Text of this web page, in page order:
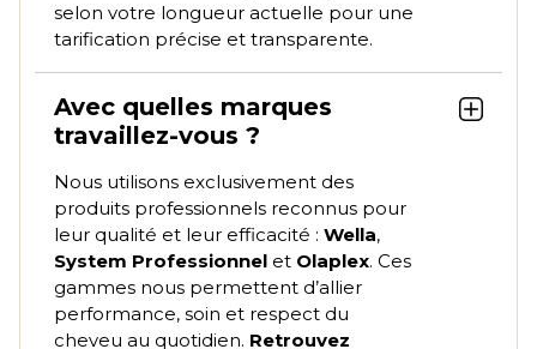
selon votre longueur actuelle pour une
tarification précise et transparente.
Avec quelles marques
travaillez-vous ?
Nous utilisons exclusivement des
produits professionnels reconnus pour
leur qualité et leur efficacité : Wella,
System Professionnel et Olaplex. Ces
gammes nous permettent d’allier
performance, soin et respect du
cheveu au quotidien. Retrouvez